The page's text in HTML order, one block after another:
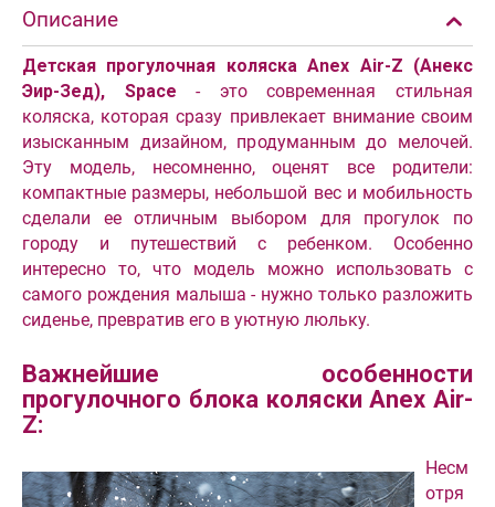
Описание
Детская прогулочная коляска Anex Air-Z (Анекс
Эир-Зед), Space- это современная стильная
коляска, которая сразу привлекает внимание своим
изысканным дизайном, продуманным до мелочей.
Эту модель, несомненно, оценят все родители:
компактные размеры, небольшой вес и мобильность
сделали ее отличным выбором для прогулок по
городу и путешествий с ребенком. Особенно
интересно то, что модель можно использовать с
самого рождения малыша - нужно только разложить
сиденье, превратив его в уютную люльку.
Важнейшие особенности
прогулочного блока коляски Anex Air-
Z:
Несм
отря